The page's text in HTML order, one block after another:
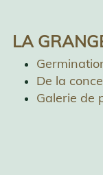
LA
De la
Galerie de